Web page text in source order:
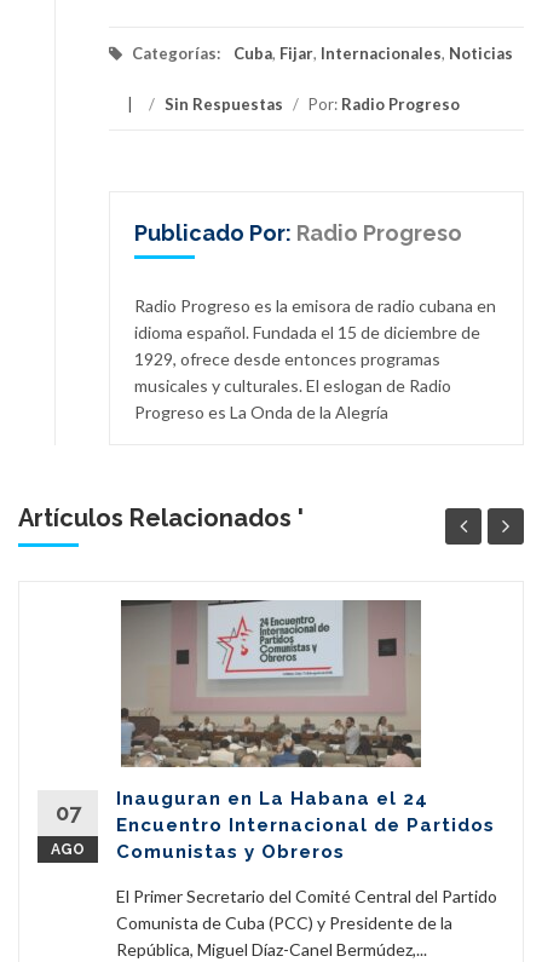
Categorías: Cuba, Fijar, Internacionales, Noticias
/ Sin Respuestas / Por: Radio Progreso
Publicado Por: Radio Progreso
Radio Progreso es la emisora de radio cubana en
idioma español. Fundada el 15 de diciembre de
1929, ofrece desde entonces programas
musicales y culturales. El eslogan de Radio
Progreso es La Onda de la Alegría
Artículos Relacionados '
07
AGO
Inauguran en La Habana el 24
Encuentro Internacional de Partidos
Comunistas y Obreros
El Primer Secretario del Comité Central del Partido
Comunista de Cuba (PCC) y Presidente de la
República, Miguel Díaz-Canel Bermúdez,...